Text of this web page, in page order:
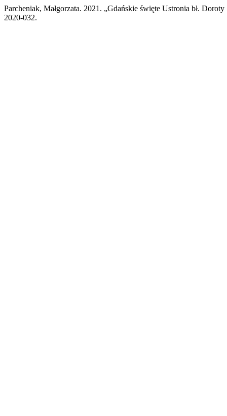
Parcheniak, Małgorzata. 2021. „Gdańskie święte Ustronia bł.
2020-032.